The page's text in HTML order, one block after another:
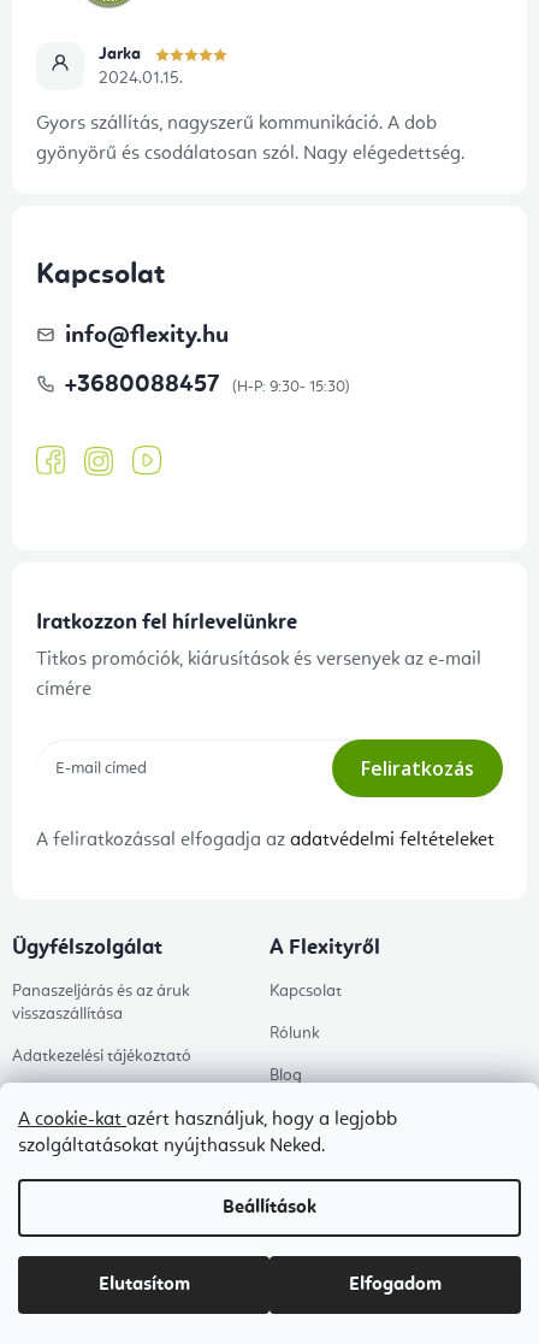
A cookie-kat azért használjuk, hogy a legjobb
szolgáltatásokat nyújthassuk Neked.
Beállítások
Elutasítom Elfogadom
Jarka
2024.01.15.
Gyors szállítás, nagyszerű kommunikáció. A dob
gyönyörű és csodálatosan szól. Nagy elégedettség.
Kapcsolat
info@flexity.hu
+3680088457
Iratkozzon fel hírlevelünkre
Titkos promóciók, kiárusítások és versenyek az e-mail
címére
Feliratkozás
A feliratkozással elfogadja az adatvédelmi feltételeket
Ügyfélszolgálat
Panaszeljárás és az áruk
visszaszállítása
Adatkezelési tájékoztató
B2B ÁSZF
Ingyenes kézbesítés
Megrendelés állapota
A Flexityről
Kapcsolat
Rólunk
Blog